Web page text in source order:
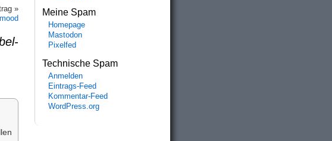
»
Meine Spam
Homepage
Mastodon
Pixelfed
Technische Spam
Anmelden
Eintrags-Feed
Kommentar-Feed
WordPress.org